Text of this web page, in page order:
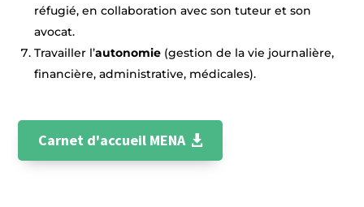
réfugié, en collaboration avec son tuteur et son
avocat.
Travailler l’autonomie (gestion de la vie journalière,
financière, administrative, médicales).
Carnet d'accueil MENA